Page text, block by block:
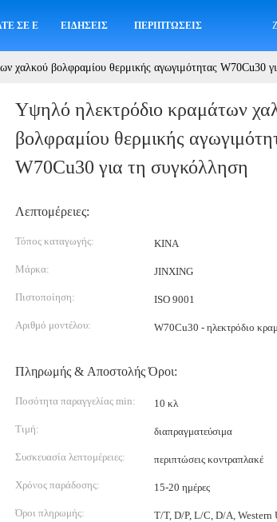
ΣΕ ΕΠΑΦΉ ΜΕΕΙΔΉΣΕΙΣ ΠΕΡΙΠΤΏΣΕΙΣ
χαλκού βολφραμίου θερμικής αγωγιμότητας W70Cu30
Υψηλό ηλεκτρόδιο κραμάτων
βολφραμίου θερμικής
W70Cu30 για τη συγκόλληση
Λεπτομέρειες:
Τόπος καταγωγής: ΚΙΝΑ
Μάρκα: JINXING
Πιστοποίηση: ISO 9001
Αριθμό μοντέλου: W70Cu30 - ηλεκτρόδιο
Πληρωμής & Αποστολής Όροι:
Ποσότητα παραγγελίας min: 10 κλ
Τιμή: διαπραγματεύσιμα
Συσκευασία λεπτομέρειες: περιπτώσεις κοντραπλακέ
Χρόνος παράδοσης: 15-20 ημέρες
Όροι πληρωμής: T/T, D/P, L/C, D/A,